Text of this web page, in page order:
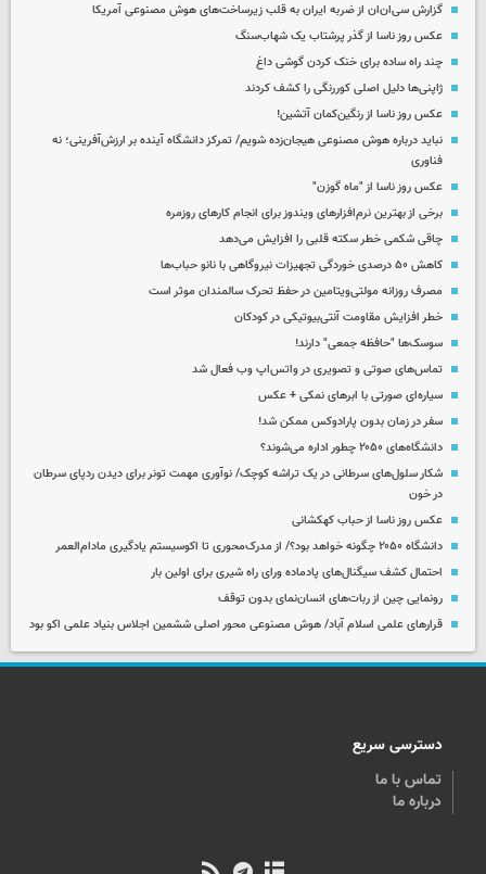
گزارش سی‌ان‌ان از ضربه ایران به قلب زیرساخت‌های هوش مصنوعی آمریکا
عکس روز ناسا از گذر پرشتاب یک شهاب‌سنگ
چند راه‌ ساده برای خنک کردن گوشی داغ
ژاپنی‌ها دلیل اصلی کوررنگی را کشف کردند
عکس روز ناسا از رنگین‌کمان آتشین!
نباید درباره هوش مصنوعی هیجان‌زده شویم/ تمرکز دانشگاه آینده بر ارزش‌آفرینی؛ نه
فناوری
عکس روز ناسا از "ماه گوزن"
برخی از بهترین نرم‌افزارهای ویندوز برای انجام کارهای روزمره
چاقی شکمی خطر سکته قلبی را افزایش می‌دهد
کاهش ۵۰ درصدی خوردگی تجهیزات نیروگاهی با نانو حباب‌ها
مصرف روزانه مولتی‌ویتامین در حفظ تحرک سالمندان موثر است
خطر افزایش مقاومت آنتی‌بیوتیکی در کودکان
سوسک‌ها "حافظه جمعی" دارند!
تماس‌های صوتی و تصویری در واتس‌اپ وب فعال شد
سیاره‌ای صورتی با ابرهای نمکی + عکس
سفر در زمان بدون پارادوکس ممکن شد!
دانشگاه‌های ۲۰۵۰ چطور اداره می‌شوند؟
شکار سلول‌های سرطانی در یک تراشه کوچک/ نوآوری مهمت تونر برای دیدن ردپای سرطان
در خون
عکس روز ناسا از حباب کهکشانی
دانشگاه ۲۰۵۰ چگونه خواهد بود؟/ از مدرک‌محوری تا اکوسیستم یادگیری مادام‌العمر
احتمال کشف سیگنال‌های پادماده ورای راه شیری برای اولین بار
رونمایی چین از ربات‌های انسان‌نمای بدون توقف
قرارهای علمی اسلام آباد/ هوش مصنوعی محور اصلی ششمین اجلاس بنیاد علمی اکو بود
دسترسی سریع
تماس با ما
درباره ما